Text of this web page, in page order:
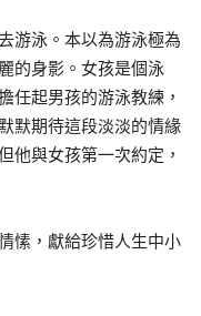
游泳。本以為游泳極為
的身影。女孩是個泳
任起男孩的游泳教練，
默期待這段淡淡的情緣
他與女孩第一次約定，
愫，獻給珍惜人生中小